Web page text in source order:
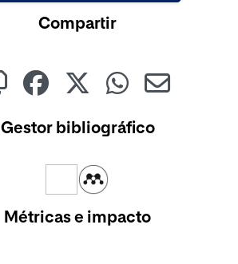
Compartir
Gestor bibliográfico
Métricas e impacto